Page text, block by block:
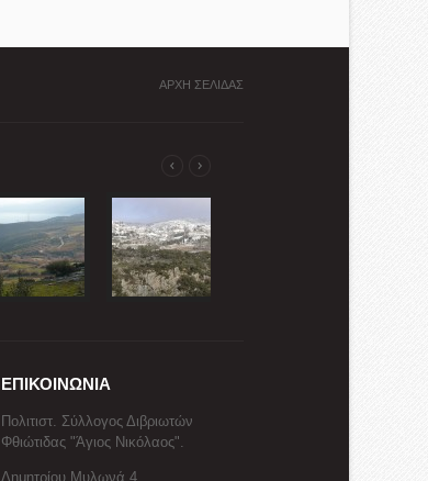
ΑΡΧΗ ΣΕΛΙΔΑΣ
ΕΠΙΚΟΙΝΩΝΙΑ
Πολιτιστ. Σύλλογος Διβριωτών
Φθιώτιδας "Άγιος Νικόλαος".
Δημητρίου Μυλωνά 4,